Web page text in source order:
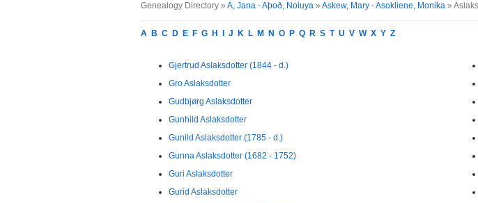
Genealogy Directory » A, Jana - Aþoð, Noiuya » Askew, Mary - Asokliene, Monika »
A B C D E F G H J K L M N O P Q R S T U V W X Y Z
Gjertrud Aslaksdotter (1844 - d.)
Gro Aslaksdotter
Gudbjørg Aslaksdotter
Gunhild Aslaksdotter
Gunild Aslaksdotter (1785 - d.)
Gunna Aslaksdotter (1682 - 1752)
Guri Aslaksdotter
Gurid Aslaksdotter